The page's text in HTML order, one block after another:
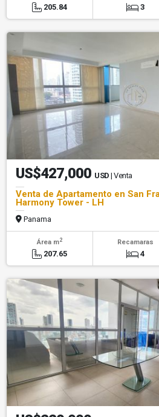
205.84 3
US$427,000 USD | Venta
Venta de Apartamento en San
Harmony Tower - LH
Panama
Área m2
207.65
Recamaras
4